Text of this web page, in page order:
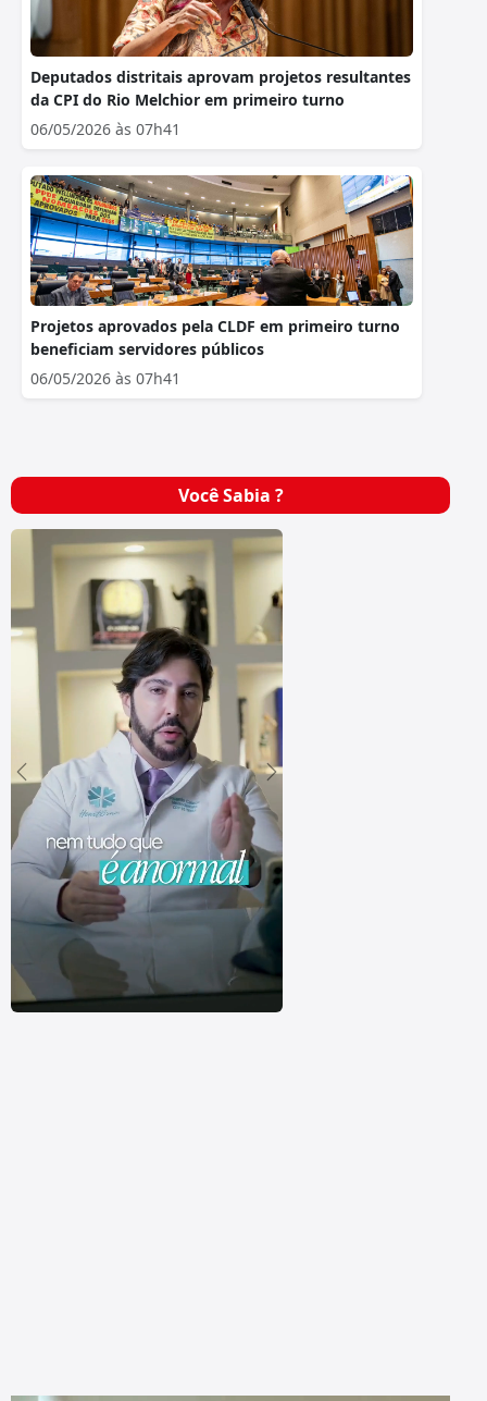
Deputados distritais aprovam projetos resultantes
da CPI do Rio Melchior em primeiro turno
06/05/2026 às 07h41
Projetos aprovados pela CLDF em primeiro turno
beneficiam servidores públicos
06/05/2026 às 07h41
Você Sabia ?